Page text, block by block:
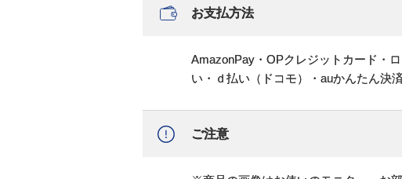
お支払方法
AmazonPay・OPクレジットカード・
い・ｄ払い（ドコモ）・auかんたん決
ご注意